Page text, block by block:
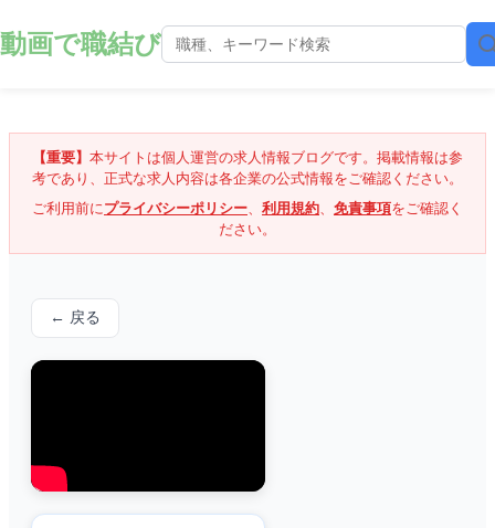
動画で職結び
【重要】 本サイトは個人運営の求人情報ブログです。掲載情報は参
考であり、正式な求人内容は各企業の公式情報をご確認ください。
ご利用前にプライバシーポリシー、 利用規約、 免責事項をご確認く
ださい。
← 戻る